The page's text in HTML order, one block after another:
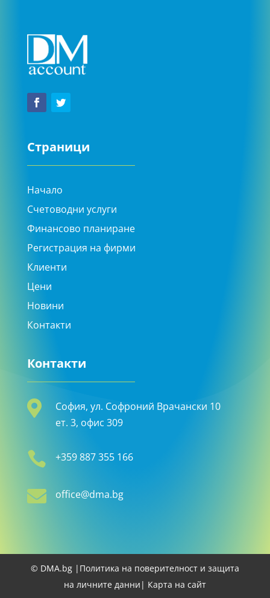
Страници
Начало
Счетоводни услуги
Финансово планиране
Регистрация на фирми
Клиенти
Цени
Новини
Контакти
Контакти

София, ул. Софроний Врачански 10
ет. 3, офис 309
 +359 887 355 166
 office@dma.bg
© DMA.bg | Политика на поверителност и защита
на личните данни | Карта на сайт